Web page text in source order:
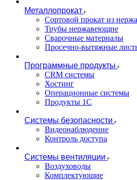
Металлопрокат
Сортовой прокат из
Трубы нержавеющие
Сварочные материалы
Просечно-вытяжные
Программные продукты
CRM системы
Хостинг
Операционные системы
Продукты 1С
Системы безопасности
Видеонаблюдение
Контроль доступа
Системы вентиляции
Воздуховоды
Комплектующие